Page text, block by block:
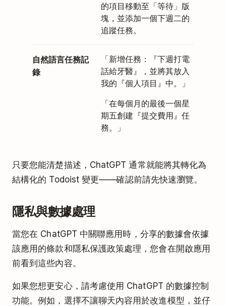
的項目移動至「等待」版
塊，並添加一個下週二的
追蹤任務。
自然語言任務記
錄
「新增任務：『下週打電
話給牙醫』，並將其放入
我的『個人項目』中。」
「在每個月的最後一個星
期五創建『提交費用』任
務。」
只要您能清楚描述，ChatGPT 通常就能將其轉化為
結構化的 Todoist 變更——確認前請先快速瀏覽。
隱私與數據處理
當您在 ChatGPT 中關聯應用時，分享的數據會依據
該應用的條款和隱私保護政策處理，您會在開啟應用
前看到這些內容。
如果您想更安心，請考慮使用 ChatGPT 的數據控制
功能。例如，選擇不讓聊天內容用於改進模型，並仔